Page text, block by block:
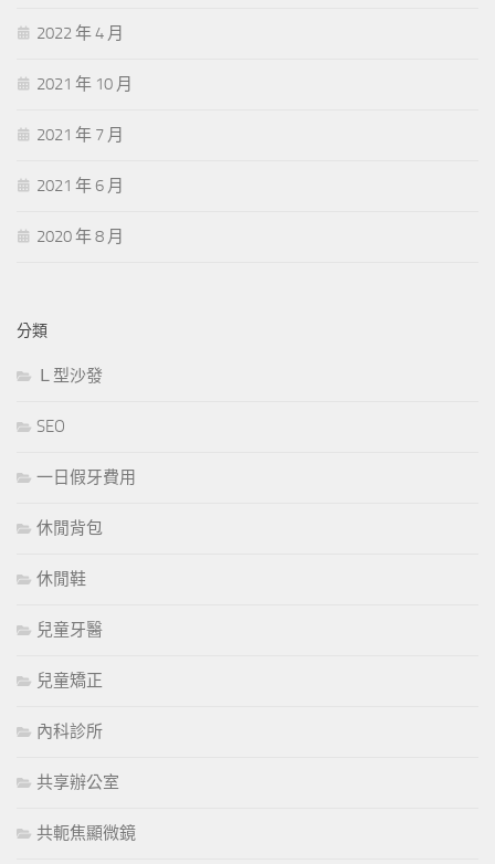
2022 年 4 月
2021 年 10 月
2021 年 7 月
2021 年 6 月
2020 年 8 月
分類
Ｌ型沙發
SEO
一日假牙費用
休閒背包
休閒鞋
兒童牙醫
兒童矯正
內科診所
共享辦公室
共軛焦顯微鏡